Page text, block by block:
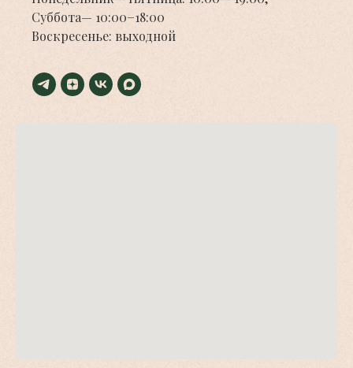
Суббота— 10:00−18:00
Воскресенье: выходной